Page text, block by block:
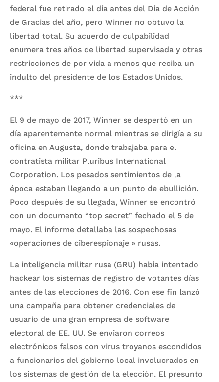
federal fue retirado el día antes del Día de Acción
de Gracias del año, pero Winner no obtuvo la
libertad total. Su acuerdo de culpabilidad
enumera tres años de libertad supervisada y otras
restricciones de por vida a menos que reciba un
indulto del presidente de los Estados Unidos.
***
El 9 de mayo de 2017, Winner se despertó en un
día aparentemente normal mientras se dirigía a su
oficina en Augusta, donde trabajaba para el
contratista militar Pluribus International
Corporation. Los pesados sentimientos de la
época estaban llegando a un punto de ebullición.
Poco después de su llegada, Winner se encontró
con un documento “top secret” fechado el 5 de
mayo. El informe detallaba las sospechosas
«operaciones de ciberespionaje » rusas.
La inteligencia militar rusa (GRU) había intentado
hackear los sistemas de registro de votantes días
antes de las elecciones de 2016. Con ese fin lanzó
una campaña para obtener credenciales de
usuario de una gran empresa de software
electoral de EE. UU. Se enviaron correos
electrónicos falsos con virus troyanos escondidos
a funcionarios del gobierno local involucrados en
los sistemas de gestión de la elección. El presunto